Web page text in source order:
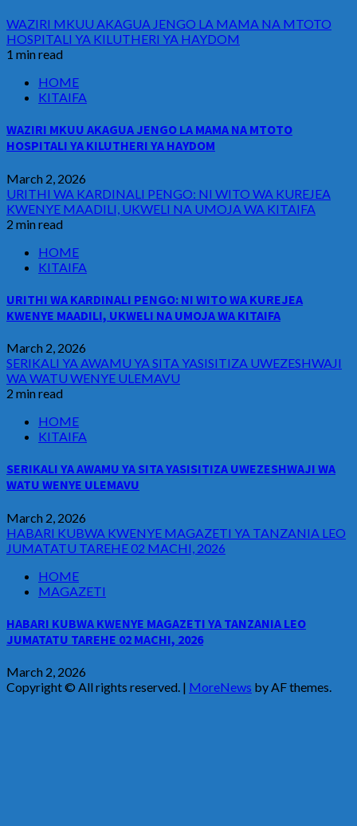
WAZIRI MKUU AKAGUA JENGO LA MAMA NA MTOTO
HOSPITALI YA KILUTHERI YA HAYDOM
1 min read
HOME
KITAIFA
WAZIRI MKUU AKAGUA JENGO LA MAMA NA MTOTO
HOSPITALI YA KILUTHERI YA HAYDOM
March 2, 2026
URITHI WA KARDINALI PENGO: NI WITO WA KUREJEA
KWENYE MAADILI, UKWELI NA UMOJA WA KITAIFA
2 min read
HOME
KITAIFA
URITHI WA KARDINALI PENGO: NI WITO WA KUREJEA
KWENYE MAADILI, UKWELI NA UMOJA WA KITAIFA
March 2, 2026
SERIKALI YA AWAMU YA SITA YASISITIZA UWEZESHWAJI
WA WATU WENYE ULEMAVU
2 min read
HOME
KITAIFA
SERIKALI YA AWAMU YA SITA YASISITIZA UWEZESHWAJI WA
WATU WENYE ULEMAVU
March 2, 2026
HABARI KUBWA KWENYE MAGAZETI YA TANZANIA LEO
JUMATATU TAREHE 02 MACHI, 2026
HOME
MAGAZETI
HABARI KUBWA KWENYE MAGAZETI YA TANZANIA LEO
JUMATATU TAREHE 02 MACHI, 2026
March 2, 2026
Copyright © All rights reserved. | MoreNews by AF themes.